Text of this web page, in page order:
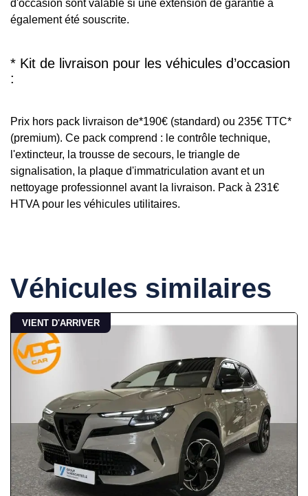
d'occasion sont valable si une extension de garantie a
également été souscrite.
* Kit de livraison pour les véhicules d’occasion
:
Prix hors pack livraison de*190€ (standard) ou 235€ TTC*
(premium). Ce pack comprend : le contrôle technique,
l'extincteur, la trousse de secours, le triangle de
signalisation, la plaque d'immatriculation avant et un
nettoyage professionnel avant la livraison. Pack à 231€
HTVA pour les véhicules utilitaires.
Véhicules similaires
VIENT D'ARRIVER